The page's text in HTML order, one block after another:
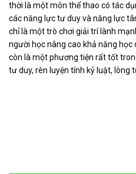
thời là một môn thể thao có tác
các năng lực tư duy và năng lực
chỉ là một trò chơi giải trí lành
người học nâng cao khả năng
còn là một phương tiện rất tốt
tư duy, rèn luyện tính kỷ luật, lòng